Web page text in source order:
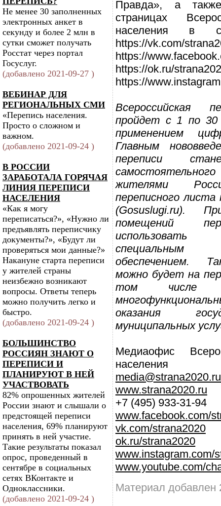
Не менее 30 заполненных
электронных анкет в
секунду и более 2 млн в
сутки сможет получать
Росстат через портал
Госуслуг.
(добавлено 2021-09-27 )
ВЕБИНАР ДЛЯ
РЕГИОНАЛЬНЫХ СМИ
«Перепись населения.
Просто о сложном и
важном.
(добавлено 2021-09-24 )
В РОССИИ
ЗАРАБОТАЛА ГОРЯЧАЯ
ЛИНИЯ ПЕРЕПИСИ
НАСЕЛЕНИЯ
«Как я могу
переписаться?», «Нужно ли
предъявлять переписчику
документы?», «Будут ли
проверяться мои данные?»
Накануне старта переписи
у жителей страны
неизбежно возникают
вопросы. Ответы теперь
можно получить легко и
быстро.
(добавлено 2021-09-24 )
БОЛЬШИНСТВО
РОССИЯН ЗНАЮТ О
ПЕРЕПИСИ И
ПЛАНИРУЮТ В НЕЙ
УЧАСТВОВАТЬ
82% опрошенных жителей
России знают и слышали о
предстоящей переписи
населения, 69% планируют
принять в ней участие.
Такие результаты показал
опрос, проведенный в
сентябре в социальных
сетях ВКонтакте и
Одноклассники.
(добавлено 2021-09-24 )
Правда», а
страницах
населения в
https://vk.com/
https://
https://ok.ru/
https://
Всероссийская
пройдет с 1 по 30
применением
Главным
переписи
жителями
переписного листа
(Gosuslugi.ru).
помещений
обеспечением.
можно будет на
том числе
оказания
муниципальных
Медиаофис
населения
media@strana2020.ru
www.strana2020.ru
+7 (495) 933-31-94
www.facebook.com/
vk.com/strana2020
ok.ru/strana2020
www.instagram.com/
www.youtube.com/
Материал добавлен